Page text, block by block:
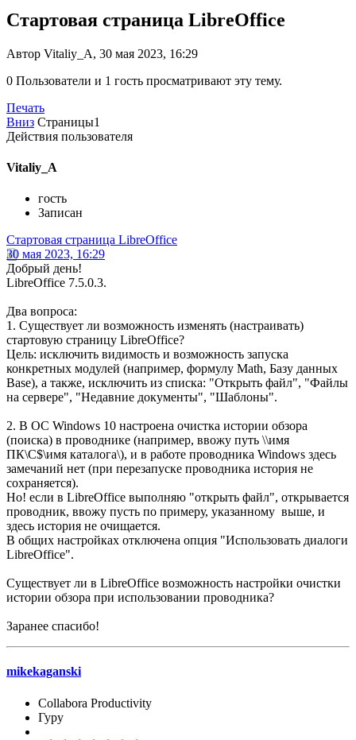
Стартовая страница LibreOffice
Автор Vitaliy_A, 30 мая 2023, 16:29
0 Пользователи и 1 гость просматривают эту тему.
Печать
Вниз Страницы1
Действия пользователя
Vitaliy_A
гость
Записан
Стартовая страница LibreOffice
30 мая 2023, 16:29
Добрый день!
LibreOffice 7.5.0.3.
Два вопроса:
1. Существует ли возможность изменять (настраивать)
стартовую страницу LibreOffice?
Цель: исключить видимость и возможность запуска
конкретных модулей (например, формулу Math, Базу данных
Base), а также, исключить из списка: "Открыть файл", "Файлы
на сервере", "Недавние документы", "Шаблоны".
2. В ОС Windows 10 настроена очистка истории обзора
(поиска) в проводнике (например, ввожу путь \\имя
ПК\C$\имя каталога\), и в работе проводника Windows здесь
замечаний нет (при перезапуске проводника история не
сохраняется).
Но! если в LibreOffice выполняю "открыть файл", открывается
проводник, ввожу пусть по примеру, указанному выше, и
здесь история не очищается.
В общих настройках отключена опция "Использовать диалоги
LibreOffice".
Существует ли в LibreOffice возможность настройки очистки
истории обзора при использовании проводника?
Заранее спасибо!
mikekaganski
Collabora Productivity
Гуру